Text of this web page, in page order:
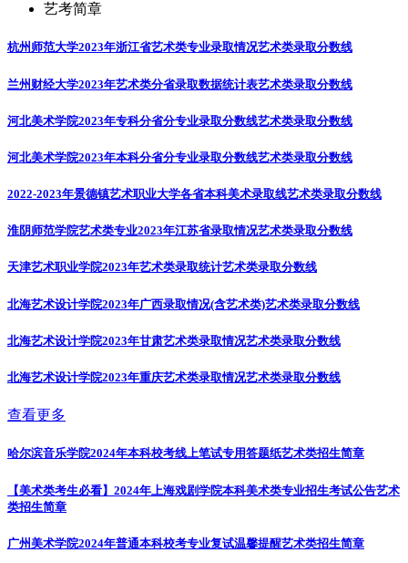
艺考简章
杭州师范大学2023年浙江省艺术类专业录取情况艺术类录取分数线
兰州财经大学2023年艺术类分省录取数据统计表艺术类录取分数线
河北美术学院2023年专科分省分专业录取分数线艺术类录取分数线
河北美术学院2023年本科分省分专业录取分数线艺术类录取分数线
2022-2023年景德镇艺术职业大学各省本科美术录取线艺术类录取分数线
淮阴师范学院艺术类专业2023年江苏省录取情况艺术类录取分数线
天津艺术职业学院2023年艺术类录取统计艺术类录取分数线
北海艺术设计学院2023年广西录取情况(含艺术类)艺术类录取分数线
北海艺术设计学院2023年甘肃艺术类录取情况艺术类录取分数线
北海艺术设计学院2023年重庆艺术类录取情况艺术类录取分数线
查看更多
哈尔滨音乐学院2024年本科校考线上笔试专用答题纸艺术类招生简章
【美术类考生必看】2024年上海戏剧学院本科美术类专业招生考试公告艺术
类招生简章
广州美术学院2024年普通本科校考专业复试温馨提醒艺术类招生简章